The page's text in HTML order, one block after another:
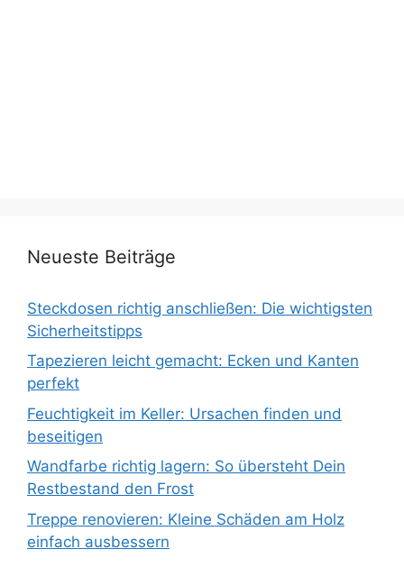
Neueste Beiträge
Steckdosen richtig anschließen: Die wichtigsten
Sicherheitstipps
Tapezieren leicht gemacht: Ecken und Kanten
perfekt
Feuchtigkeit im Keller: Ursachen finden und
beseitigen
Wandfarbe richtig lagern: So übersteht Dein
Restbestand den Frost
Treppe renovieren: Kleine Schäden am Holz
einfach ausbessern